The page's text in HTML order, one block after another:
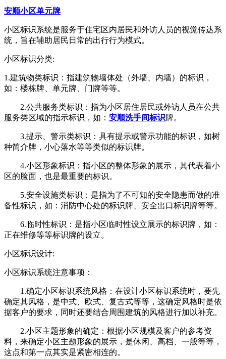
安顺小区单元牌
小区标识系统是服务于住宅区内居民和外访人员的视觉传达系
统，旨在辅助居民日常的出行行为模式。
小区标识分类:
1.建筑物类标识：指建筑物墙体处（外墙、内墙）的标识，
如：楼栋牌、单元牌、门牌等等。
2.公共服务类标识：指为小区居住居民或外访人员在公共
服务类区域的指示标识，如： 安顺洗手间标识牌。
3.提示、警示类标识：具有提示或警示功能的标识，如树
种简介牌，小心落水等等类似的标识牌。
4.小区形象标识：指小区的整体形象的展示，其代表着小
区的脸面，也是最重要的标识。
5.安全设施类标识：是指为了不可知的安全隐患而做的准
备性标识，如：消防中心处的标识牌、安全出口标识牌等等。
6.临时性标识：是指小区临时性设立展示的标识牌，如：
正在维修等等标识牌的设立。
小区标识设计:
小区标识系统注意事项：
1.确定小区标识系统风格：在设计小区标识系统时，要先
确定其风格，是中式、欧式、复古式等等，这确定风格时是依
据客户的要求，同时还要结合周围建筑的风格进行加以补充。
2.小区主题形象的确定：根据小区规模及客户的参考资
料，来确定小区主题形象的展示，是休闲、高档、一般等等，
这点和第一点其实是紧密相连的。